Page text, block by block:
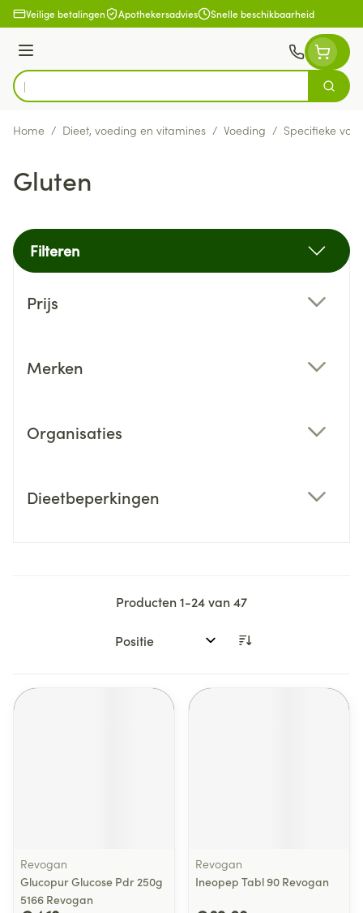
Ga naar de inhoud
Veilige betalingen Apothekersadvies Snelle beschikbaarheid
Menu
Product, merk, categorie...
Zoek
Home / Dieet, voeding en vitamines / Voeding / Specifieke
Gluten
Filteren
Prijs
Merken
Organisaties
Dieetbeperkingen
Producten1-24van47
Sorteer op:
Revogan
Glucopur Glucose Pdr 250g
5166 Revogan
Revogan
Ineopep Tabl 90 Revogan